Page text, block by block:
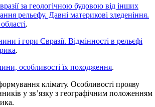
за геологічною будовою від інших
рельєфу. Давні материкові зледеніння.
.
і гори Євразії. Відмінності в рельєфі
.
особливості їх походження.
клімату. Особливості прояву
у зв’язку з географічним положенням